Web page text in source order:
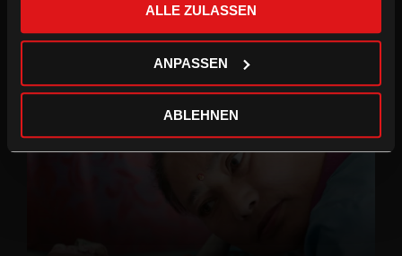
ALLE ZULASSEN
ANPASSEN
ABLEHNEN
Das Material entstand als Recherche zu einem Spielfilm und ist
für eine Doppelprojektion montiert.